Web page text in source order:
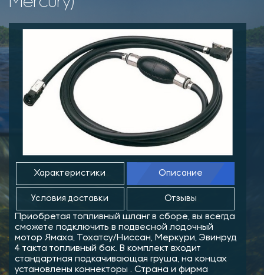
Характеристики Описание
Условия доставки Отзывы
Приобретая топливный шланг в сборе, вы всегда
сможете подключить в подвесной лодочный
мотор Ямаха, Тохатсу/Ниссан, Меркури, Эвинруд
4 такта топливный бак. В комплект входит
стандартная подкачивающая груша, на концах
установлены коннекторы . Страна и фирма